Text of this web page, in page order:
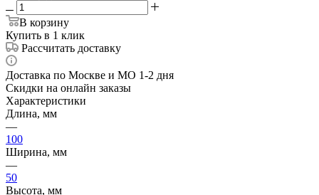
В корзину
Купить в 1 клик
Рассчитать доставку
Доставка по Москве и МО 1-2 дня
Скидки на онлайн заказы
Характеристики
Длина, мм
—
100
Ширина, мм
—
50
Высота, мм